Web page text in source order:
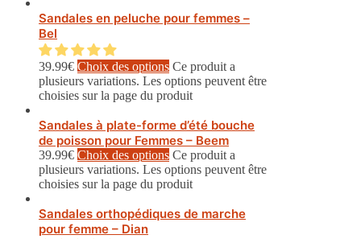
Sandales en peluche pour femmes –
Bel
39.99€ Choix des options Ce produit a
plusieurs variations. Les options peuvent être
choisies sur la page du produit
Sandales à plate-forme d’été bouche
de poisson pour Femmes – Beem
39.99€ Choix des options Ce produit a
plusieurs variations. Les options peuvent être
choisies sur la page du produit
Sandales orthopédiques de marche
pour femme – Dian